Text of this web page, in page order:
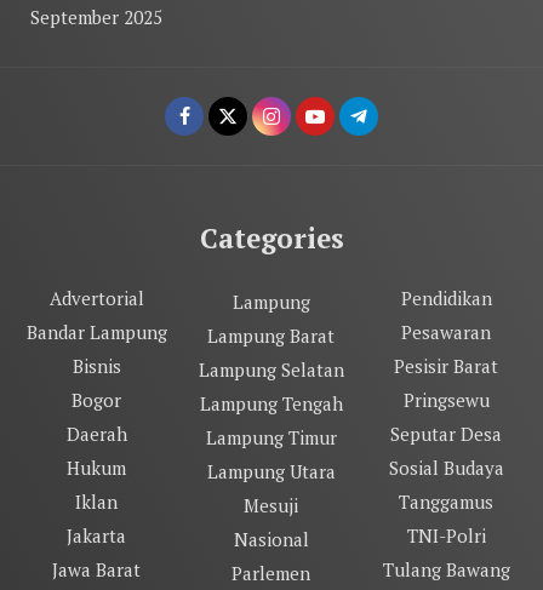
September 2025
Categories
Advertorial
Bandar Lampung
Bisnis
Bogor
Daerah
Hukum
Iklan
Jakarta
Jawa Barat
Lampung
Lampung Barat
Lampung Selatan
Lampung Tengah
Lampung Timur
Lampung Utara
Mesuji
Nasional
Parlemen
Pendidikan
Pesawaran
Pesisir Barat
Pringsewu
Seputar Desa
Sosial Budaya
Tanggamus
TNI-Polri
Tulang Bawang